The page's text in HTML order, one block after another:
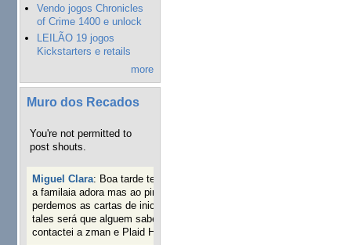
Vendo jogos Chronicles
of Crime 1400 e unlock
LEILÃO 19 jogos
Kickstarters e retails
more
Muro dos Recados
You're not permitted to
post shouts.
Miguel Clara: Boa tarde tenho jogo Mice and mistics que
a familaia adora mas ao pintarmos as miniaturas
perdemos as cartas de iniciaticva da expanção downood
tales será que alguem sabe onde adquirir as cartas já
contactei a zman e Plaid Hat e nada